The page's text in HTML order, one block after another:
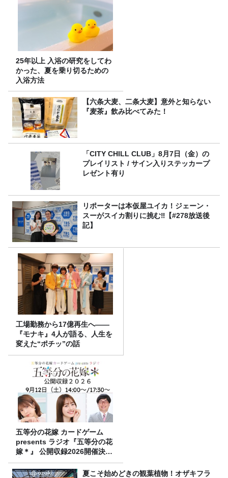
25年以上 入浴の研究をしてわ
かった、夏を乗り切るための
入浴方法
【六条大麦、二条大麦】意外と知らない
『麦茶』飲み比べてみた！
「CITY CHILL CLUB」8月7日（金）の
プレイリスト / サイン入りステッカープ
レゼント有り
リポーターは本仮屋ユイカ！ジェーン・
スーがスイカ割りに挑む‼【#278放送後
記】
工場勤務から17億再生へ——
『モナキ』4人が語る、人生を
変えた“ポチッ”の話
五等分の花嫁 カードゲーム
presents ラジオ『五等分の花
嫁＊』 公開収録2026開催決
定！
夏こそ始めどきの観葉植物！オザキフラ